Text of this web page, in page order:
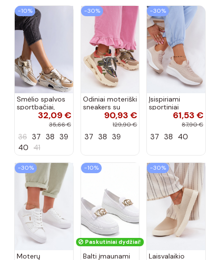
−10%
Smėlio spalvos
sportbačiai,
dekoruoti Valdez
cirkonio virvele
32,09 €
35,66 €
36 37 38 39
40 41
−30%
Odiniai moteriški
sneakers su
platforma D&A
CR61-3133
90,93 €
129,90 €
37 38 39
−30%
Įsispiriami
sportiniai
bateliai Kobbo
102425 smėlio
61,53 €
87,90 €
37 38 40
−30%
Moterų
−10%
Paskutiniai dydžiai!
Balti įmaunami
−30%
Laisvalaikio